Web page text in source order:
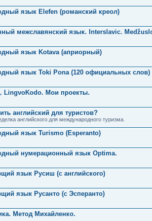
язык Elefen (романский креол)
межславянский язык. Interslavic.
язык Kotava (априорный)
язык Toki Pona (120 официальных слов)
LingvoKodo. Мои проекты.
английский для туристов?
английского для международного туризма.
язык Turismo (Esperanto)
нумерационный язык Optima.
язык Русиш (с английского)
язык Русанто (с Эсперанто)
Метод Михайленко.